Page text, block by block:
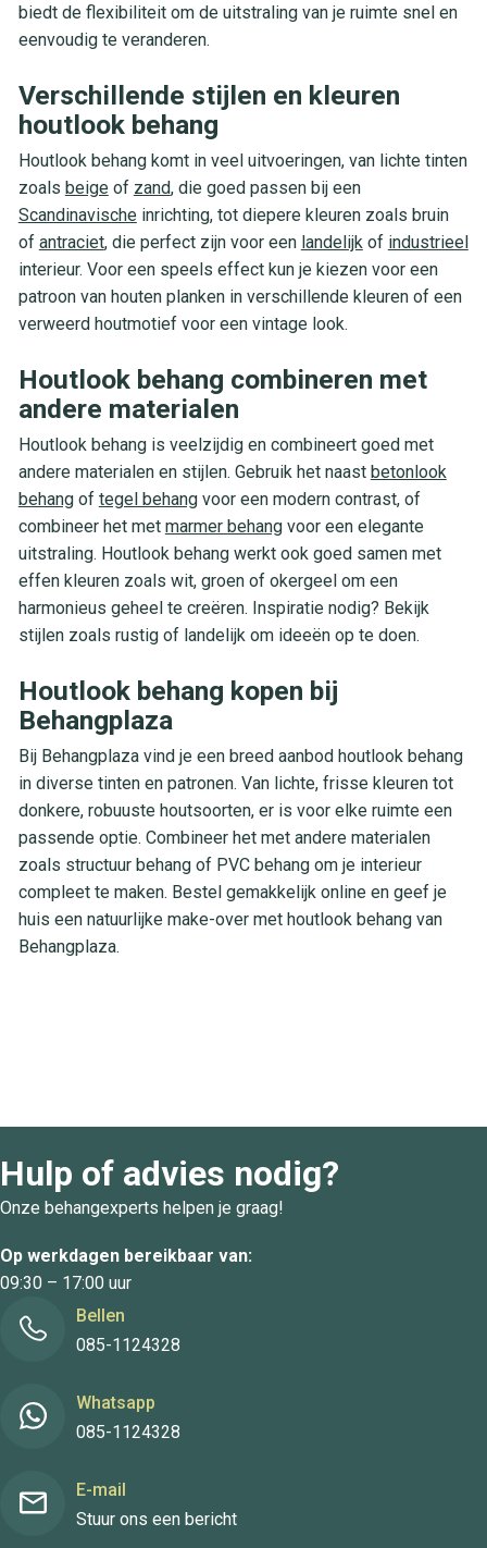
biedt de flexibiliteit om de uitstraling van je ruimte snel en
eenvoudig te veranderen.
Verschillende stijlen en kleuren
houtlook behang
Houtlook behang komt in veel uitvoeringen, van lichte tinten
zoals beigeof zand, die goed passen bij een
Scandinavischeinrichting, tot diepere kleuren zoals bruin
of antraciet, die perfect zijn voor een landelijkof industrieel
interieur. Voor een speels effect kun je kiezen voor een
patroon van houten planken in verschillende kleuren of een
verweerd houtmotief voor een vintage look.
Houtlook behang combineren met
andere materialen
Houtlook behang is veelzijdig en combineert goed met
andere materialen en stijlen. Gebruik het naast betonlook
behangof tegel behangvoor een modern contrast, of
combineer het met marmer behangvoor een elegante
uitstraling. Houtlook behang werkt ook goed samen met
effen kleuren zoals wit, groen of okergeel om een
harmonieus geheel te creëren. Inspiratie nodig? Bekijk
stijlen zoals rustig of landelijk om ideeën op te doen.
Houtlook behang kopen bij
Behangplaza
Bij Behangplaza vind je een breed aanbod houtlook behang
in diverse tinten en patronen. Van lichte, frisse kleuren tot
donkere, robuuste houtsoorten, er is voor elke ruimte een
passende optie. Combineer het met andere materialen
zoals structuur behang of PVC behang om je interieur
compleet te maken. Bestel gemakkelijk online en geef je
huis een natuurlijke make-over met houtlook behang van
Behangplaza.
Hulp of advies nodig?
Onze behangexperts helpen je graag!
Op werkdagen bereikbaar van:
09:30 – 17:00 uur
Bellen
085-1124328
Whatsapp
085-1124328
E-mail
Stuur ons een bericht